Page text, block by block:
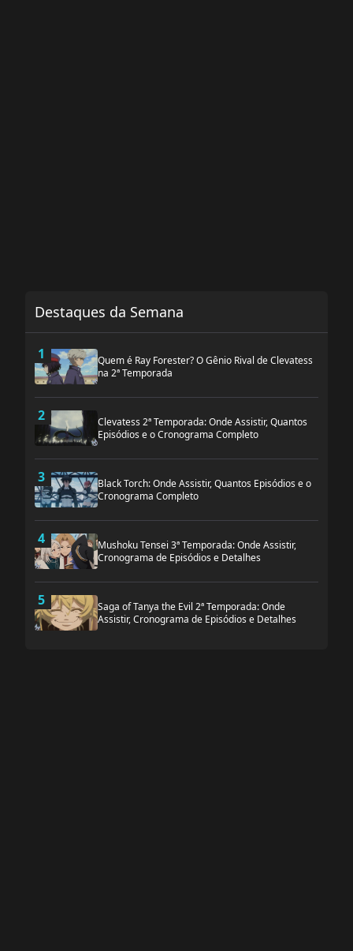
Destaques da Semana
1
Quem é Ray Forester? O Gênio Rival de Clevatess
na 2ª Temporada
2
Clevatess 2ª Temporada: Onde Assistir, Quantos
Episódios e o Cronograma Completo
3
Black Torch: Onde Assistir, Quantos Episódios e o
Cronograma Completo
4
Mushoku Tensei 3ª Temporada: Onde Assistir,
Cronograma de Episódios e Detalhes
5
Saga of Tanya the Evil 2ª Temporada: Onde
Assistir, Cronograma de Episódios e Detalhes